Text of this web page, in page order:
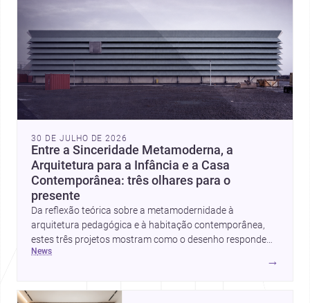
30 DE JULHO DE 2026
Entre a Sinceridade Metamoderna, a
Arquitetura para a Infância e a Casa
Contemporânea: três olhares para o
presente
Da reflexão teórica sobre a metamodernidade à
arquitetura pedagógica e à habitação contemporânea,
estes três projetos mostram como o desenho responde
hoje a emoção, uso e contexto. Para arquitetos, são
pistas valiosas sobre como criar espaços mais humanos,
news
→